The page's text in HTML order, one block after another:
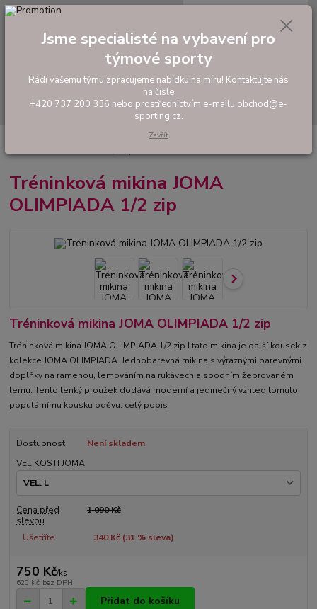
Hledat
tel: +420 737 200 336
0,00 Kč
Tréninkové oblečení
mikina JOMA OLIMPIADA 1/2 zip
Tréninková mikina JOMA
OLIMPIADA 1/2 zip
Tréninková mikina JOMA OLIMPIADA 1/2 zip
Tréninková mikina JOMA OLIMPIADA 1/2 zip I tato mikina je další kousek z
kolekce JOMA OLIMPIADA Jednobarevná mikina s výraznými barevnými
doplňky na ramenou, lemováním na rukávech a spodním žebrovaném
lemu. Tento tenký proužek dodává moderní a jedinečný vzhled tomuto
populárnímu kousku oděvu. celý popis
Dostupnost
Není skladem
VELIKOSTI JOMA
Cena před
slevou
1 090 Kč
Ušetříte 340 Kč (31 % sleva)
750 Kč/ks
620 Kč bez DPH
Přidat do košíku
Jsme specialisté na vybavení pro
týmové sporty
Rádi vašemu týmu zpracujeme nabídku na míru! Kontaktujte nás
na čísle
+420 737 200 336 nebo prostřednictvím e-mailu obchod@e-
sporting.cz.
Zavřít